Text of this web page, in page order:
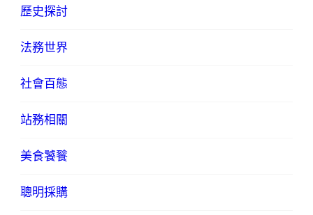
歷史探討
法務世界
社會百態
站務相關
美食饕餮
聰明採購